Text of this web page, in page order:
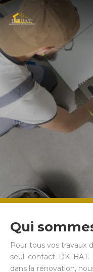
Qui
Pour tous vos travaux
seul contact DK BAT.
dans la rénovation,